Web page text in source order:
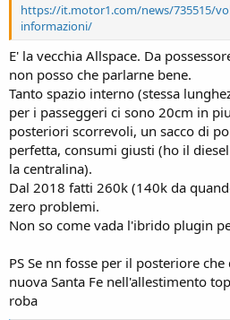
https://it.motor1.com/news/735515/
informazioni/
E' la vecchia Allspace. Da
non posso che parlarne bene.
Tanto spazio interno (stessa
per i passeggeri ci sono 20cm in
posteriori scorrevoli, un sacco di
perfetta, consumi giusti (ho il
la centralina).
Dal 2018 fatti 260k (140k da
zero problemi.
Non so come vada l'ibrido plugin
PS Se nn fosse per il posteriore
nuova Santa Fe nell'allestimento
roba